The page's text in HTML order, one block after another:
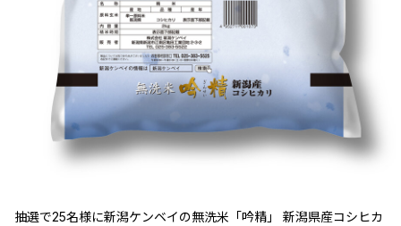
抽選で25名様に新潟ケンベイの無洗米「吟精」 新潟県産コシヒカ